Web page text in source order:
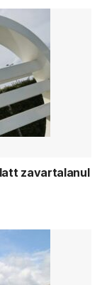
zavartalanul